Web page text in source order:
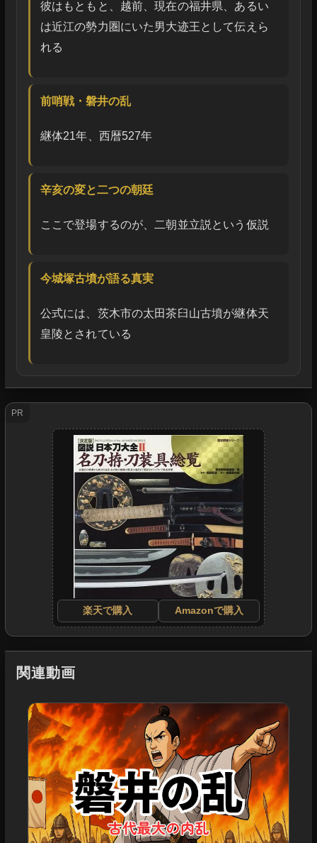
彼はもともと、越前、現在の福井県、あるい
は近江の勢力圏にいた男大迹王として伝えら
れる
前哨戦・磐井の乱
継体21年、西暦527年
辛亥の変と二つの朝廷
ここで登場するのが、二朝並立説という仮説
今城塚古墳が語る真実
公式には、茨木市の太田茶臼山古墳が継体天
皇陵とされている
PR
楽天で購入 Amazonで購入
関連動画